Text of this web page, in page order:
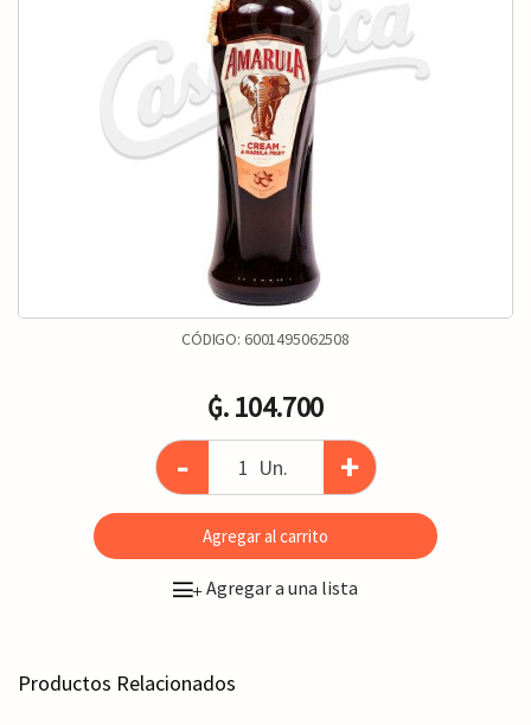
CÓDIGO: 6001495062508
₲. 104.700
- Un. +
Agregar al carrito
+Agregar a una lista
Productos Relacionados